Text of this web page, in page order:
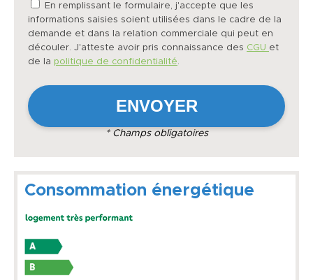
En remplissant le formulaire, j'accepte que les
informations saisies soient utilisées dans le cadre de la
demande et dans la relation commerciale qui peut en
découler. J'atteste avoir pris connaissance des CGU et
de la politique de confidentialité.
* Champs obligatoires
Consommation énergétique